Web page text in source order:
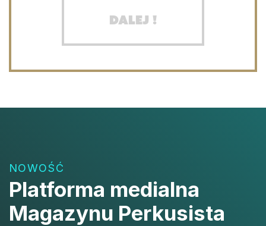
Dalej !
NOWOŚĆ
Platforma medialna
Magazynu Perkusista